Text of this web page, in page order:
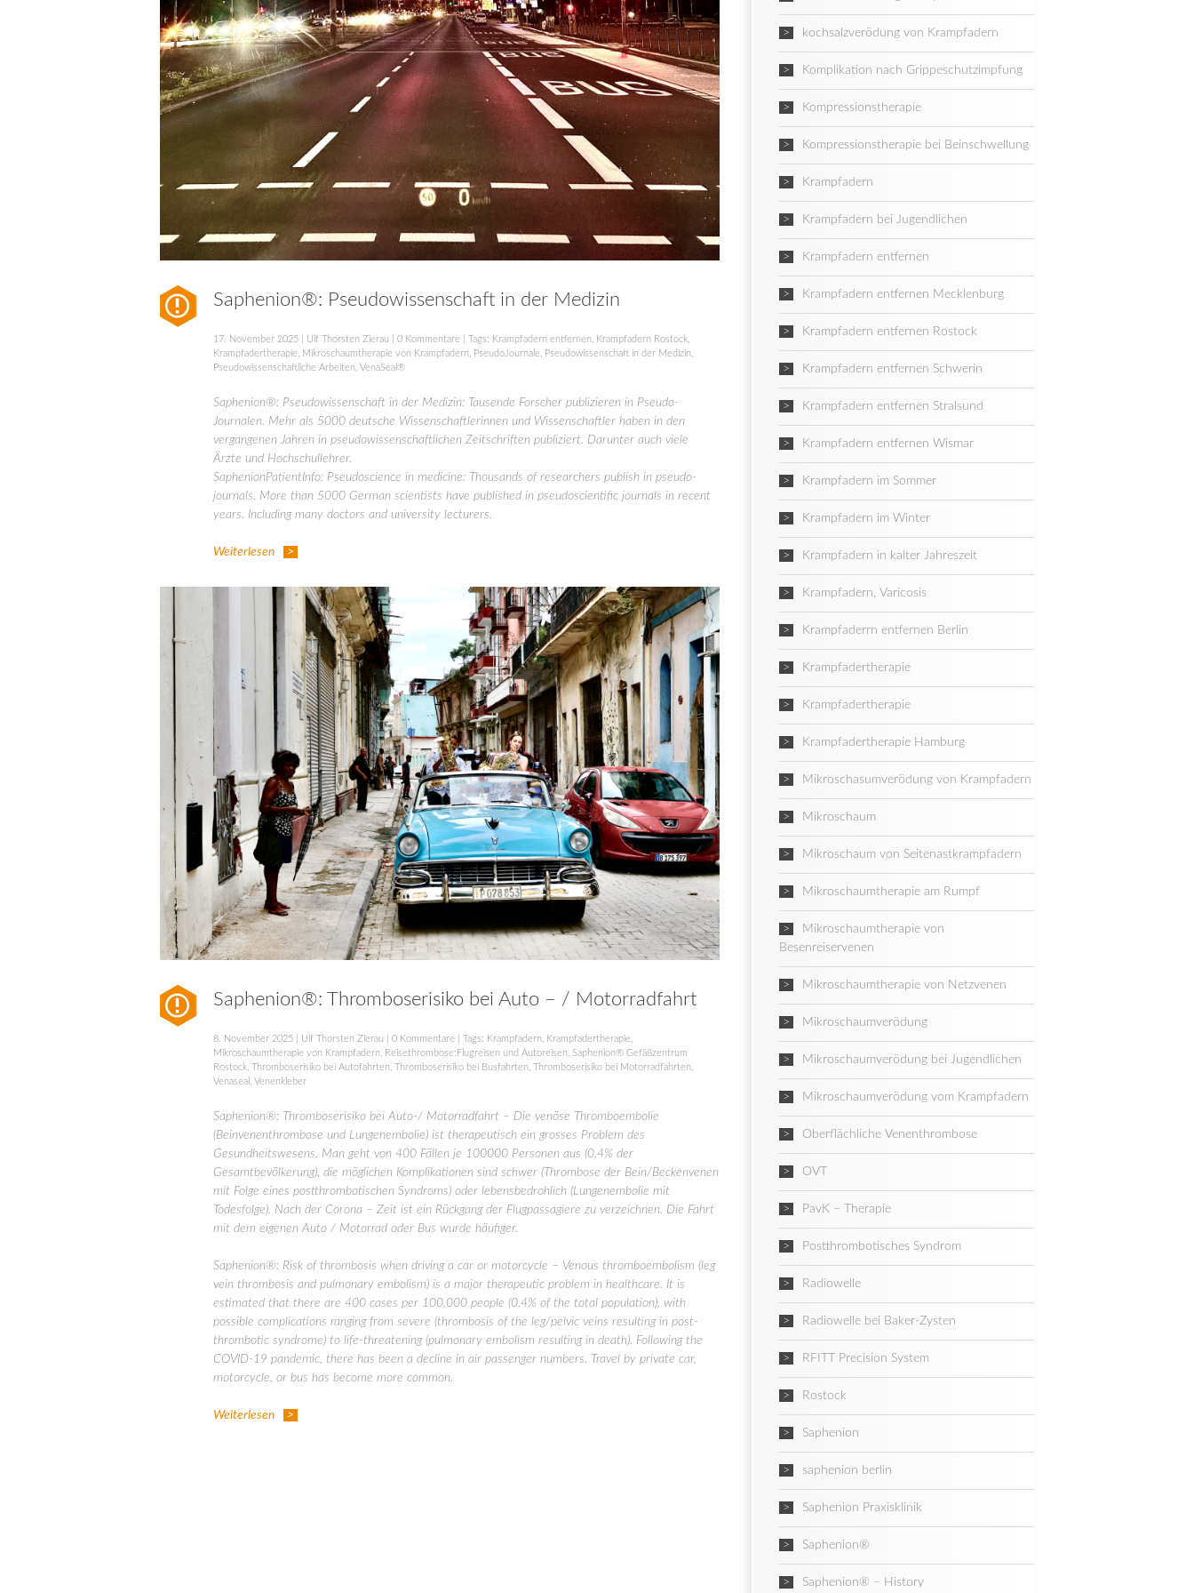
Saphenion®: Pseudowissenschaft in der Medizin
17. November 2025 Ulf Thorsten Zierau 0 Kommentare | Tags: Krampfadern entfernen Krampfadern Rostock
Krampfadertherapie
Mikroschaumtherapie von Krampfadern PseudoJournale Pseudowissenschaft in der Medizin
Pseudowissenschaftliche Arbeiten VenaSeal®
Saphenion®: Pseudowissenschaft in der Medizin: Tausende Forscher publizieren in Pseudo-
Journalen. Mehr als 5000 deutsche Wissenschaftlerinnen und Wissenschaftler haben in den
vergangenen Jahren in pseudowissenschaftlichen Zeitschriften publiziert. Darunter auch viele
Ärzte und Hochschullehrer.
SaphenionPatientInfo: Pseudoscience in medicine: Thousands of researchers publish in pseudo-
journals. More than 5000 German scientists have published in pseudoscientific journals in recent
years. Including many doctors and university lecturers.
Weiterlesen
Saphenion®: Thromboserisiko bei Auto – / Motorradfahrt
8. November 2025 Ulf Thorsten Zierau 0 Kommentare | Tags: Krampfadern Krampfadertherapie
Mikroschaumtherapie von Krampfadern
Reisethrombose:Flugreisen und Autoreisen Saphenion® Gefäßzentrum
Rostock Thromboserisiko bei Autofahrten Thromboserisiko bei Busfahrten Thromboserisiko bei Motorradfahrten
Venaseal
Venenkleber
Saphenion®: Thromboserisiko bei Auto-/ Motorradfahrt – Die venöse Thromboembolie
(Beinvenenthrombose und Lungenembolie) ist therapeutisch ein grosses Problem des
Gesundheitswesens. Man geht von 400 Fällen je 100000 Personen aus (0,4% der
Gesamtbevölkerung), die möglichen Komplikationen sind schwer (Thrombose der Bein/Beckenvenen
mit Folge eines postthrombotischen Syndroms) oder lebensbedrohlich (Lungenembolie mit
Todesfolge). Nach der Corona – Zeit ist ein Rückgang der Flugpassagiere zu verzeichnen. Die Fahrt
mit dem eigenen Auto / Motorrad oder Bus wurde häufiger.
Saphenion®: Risk of thrombosis when driving a car or motorcycle – Venous thromboembolism (leg
vein thrombosis and pulmonary embolism) is a major therapeutic problem in healthcare. It is
estimated that there are 400 cases per 100,000 people (0.4% of the total population), with
possible complications ranging from severe (thrombosis of the leg/pelvic veins resulting in post-
thrombotic syndrome) to life-threatening (pulmonary embolism resulting in death). Following the
COVID-19 pandemic, there has been a decline in air passenger numbers. Travel by private car,
motorcycle, or bus has become more common.
Weiterlesen
kochsalzverödung von Krampfadern
Komplikation nach Grippeschutzimpfung
Kompressionstherapie
Kompressionstherapie bei Beinschwellung
Krampfadern
Krampfadern bei Jugendlichen
Krampfadern entfernen
Krampfadern entfernen Mecklenburg
Krampfadern entfernen Rostock
Krampfadern entfernen Schwerin
Krampfadern entfernen Stralsund
Krampfadern entfernen Wismar
Krampfadern im Sommer
Krampfadern im Winter
Krampfadern in kalter Jahreszeit
Krampfadern, Varicosis
Krampfaderrn entfernen Berlin
Krampfadertherapie
Krampfadertherapie
Krampfadertherapie Hamburg
Mikroschasumverödung von Krampfadern
Mikroschaum
Mikroschaum von Seitenastkrampfadern
Mikroschaumtherapie am Rumpf
Mikroschaumtherapie von
Besenreiservenen
Mikroschaumtherapie von Netzvenen
Mikroschaumverödung
Mikroschaumverödung bei Jugendlichen
Mikroschaumverödung vom Krampfadern
Oberflächliche Venenthrombose
OVT
PavK – Therapie
Postthrombotisches Syndrom
Radiowelle
Radiowelle bei Baker-Zysten
RFITT Precision System
Rostock
Saphenion
saphenion berlin
Saphenion Praxisklinik
Saphenion®
Saphenion® – History